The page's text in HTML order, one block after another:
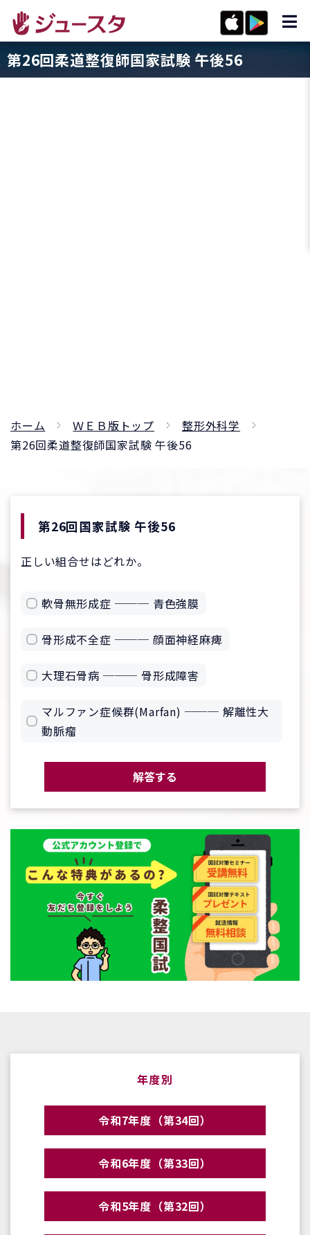
第26回柔道整復師国家試験 午後56
ホーム ＷＥＢ版トップ
整形外科学
第26回柔道整復師国家試験 午後56
第26回国家試験 午後56
正しい組合せはどれか。
軟骨無形成症 ─── 青色強膜
骨形成不全症 ─── 顔面神経麻痺
大理石骨病 ─── 骨形成障害
マルファン症候群(Marfan) ─── 解離性大
動脈瘤
解答する
年度別
令和7年度（第34回）
令和6年度（第33回）
令和5年度（第32回）